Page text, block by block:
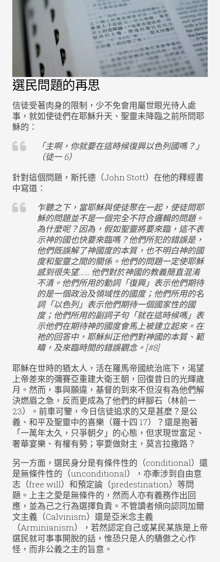
選民問題的再思
信徒受著肉身的限制，少不免會用屬世眼光待人處
事，就如使徒們在耶穌升天、聖靈未降臨之前所問耶
穌的：
「主啊，你就要在這時候復興以色列國嗎？」
（徒一 6）
針對這個問題，斯托德（John Stott）在他的釋經書
中寫道：
乍聽之下，當耶穌與使徒聚在一起，使徒問耶
穌的問題並不是一個完全不符合邏輯的問題。
為什麼呢？因為，假如聖靈將要來臨，這不表
示神的國也快要來臨嗎？他們所犯的錯誤是，
他們既誤解了神國度的本質，也不明白神的國
度和聖靈之間的關係。他們的問題一定使耶穌
感到很失望…… 他們對於神國的教義簡直混淆
不清。他們所用的動詞「復興」表示他們期待
的是一個政治及領域性的國度；他們所用的名
詞「以色列」表示他們期待一個國家性的國
度；他們所用的副詞子句「就在這時候嗎」表
示他們在期待神的國度會馬上被建立起來。在
祂的回答中，耶穌糾正他們對神國的本質、範
疇，及來臨時間的錯誤觀念。[#8]
耶穌在世時的猶太人，活在羅馬帝國統治底下，渴望
上帝差來的彌賽亞重建大衛王朝，回復昔日的光輝歲
月。然而，事與願違，基督的到來不但沒有為他們解
決燃眉之急，反而更成為了他們的絆腳石（林前一
23）。前車可鑒，今日信徒追求的又是甚麼？是公
義、和平及聖靈中的喜樂（羅十四 17）？還是抱著
「一萬年太久，只爭朝夕」的心態，但求現世富足、
奢華宴樂、有權有勢；寧要做財主，莫言拉撒路？
另一方面，選民身分是有條件性的（conditional）還
是無條件性的（unconditional），亦牽涉到自由意
志（free will）和預定論（predestination）等問
題。上主之愛是無條件的，然而人亦有義務作出回
應，並為己之行為選擇負責。不管讀者傾向認同加爾
文主義（Calvinism）還是亞米念主義
（Arminianism），若然認定自己或某民某族是上帝
選民就可事事開脫的話，惟恐只是人的驕傲之心作
怪，而非公義之主的旨意。